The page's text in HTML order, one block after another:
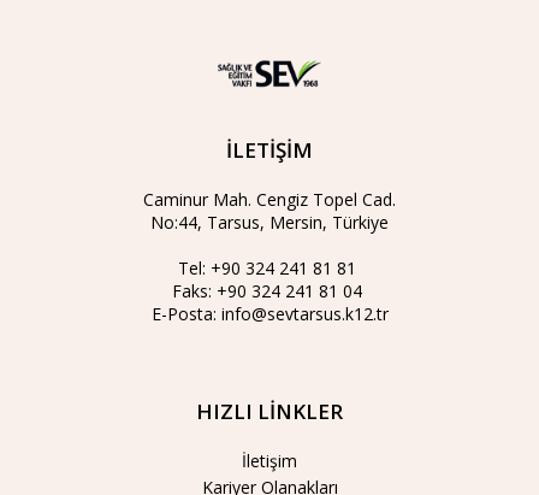
İLETİŞİM
Caminur Mah. Cengiz Topel Cad.
No:44, Tarsus, Mersin, Türkiye
Tel: +90 324 241 81 81
Faks: +90 324 241 81 04
E-Posta: info@sevtarsus.k12.tr
HIZLI LİNKLER
İletişim
Kariyer Olanakları